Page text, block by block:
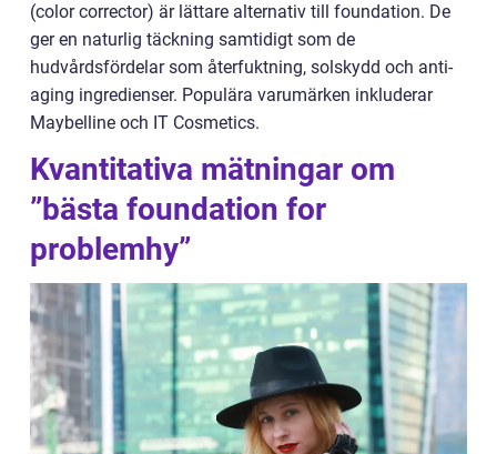
(color corrector) är lättare alternativ till foundation. De
ger en naturlig täckning samtidigt som de
hudvårdsfördelar som återfuktning, solskydd och anti-
aging ingredienser. Populära varumärken inkluderar
Maybelline och IT Cosmetics.
Kvantitativa mätningar om
”bästa foundation for
problemhy”